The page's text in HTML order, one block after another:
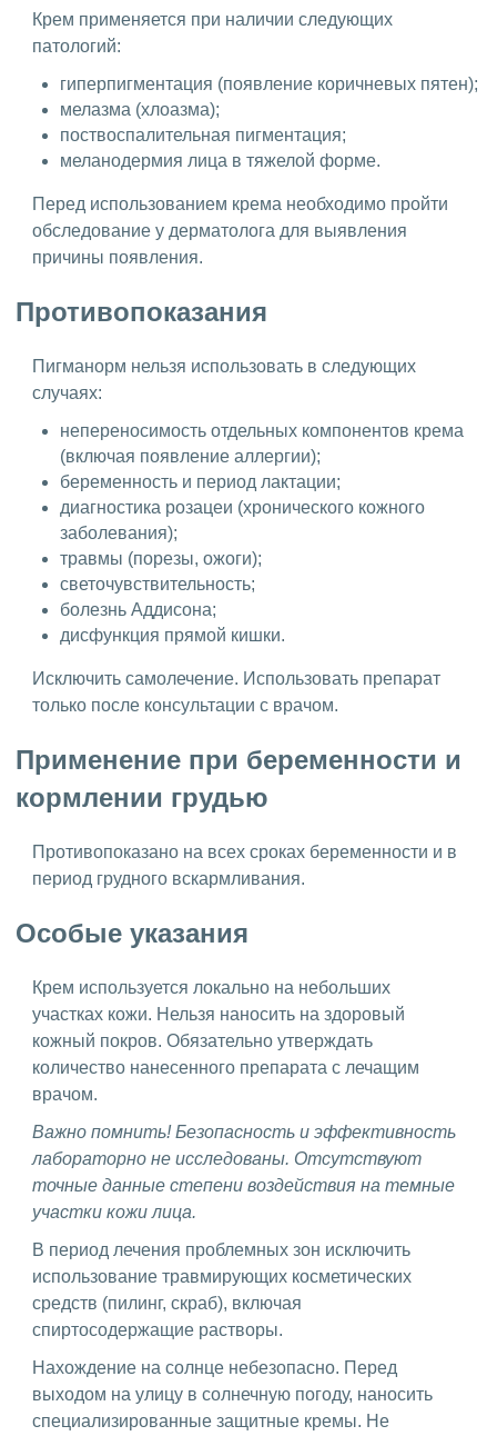
Крем применяется при наличии следующих
патологий:
гиперпигментация (появление коричневых пятен);
мелазма (хлоазма);
поствоспалительная пигментация;
меланодермия лица в тяжелой форме.
Перед использованием крема необходимо пройти
обследование у дерматолога для выявления
причины появления.
Противопоказания
Пигманорм нельзя использовать в следующих
случаях:
непереносимость отдельных компонентов крема
(включая появление аллергии);
беременность и период лактации;
диагностика розацеи (хронического кожного
заболевания);
травмы (порезы, ожоги);
светочувствительность;
болезнь Аддисона;
дисфункция прямой кишки.
Исключить самолечение. Использовать препарат
только после консультации с врачом.
Применение при беременности и
кормлении грудью
Противопоказано на всех сроках беременности и в
период грудного вскармливания.
Особые указания
Крем используется локально на небольших
участках кожи. Нельзя наносить на здоровый
кожный покров. Обязательно утверждать
количество нанесенного препарата с лечащим
врачом.
Важно помнить! Безопасность и эффективность
лабораторно не исследованы. Отсутствуют
точные данные степени воздействия на темные
участки кожи лица.
В период лечения проблемных зон исключить
использование травмирующих косметических
средств (пилинг, скраб), включая
спиртосодержащие растворы.
Нахождение на солнце небезопасно. Перед
выходом на улицу в солнечную погоду, наносить
специализированные защитные кремы. Не